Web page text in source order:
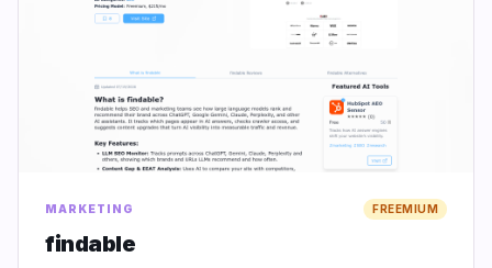
MARKETING FREEMIUM
findable